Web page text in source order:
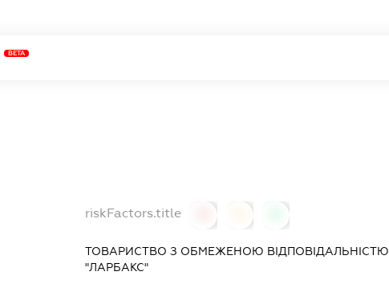
BETA
riskFactors.title
ТОВАРИСТВО З ОБМЕЖЕНОЮ ВІДПОВІДАЛЬНІСТЮ
"ЛАРБАКС"